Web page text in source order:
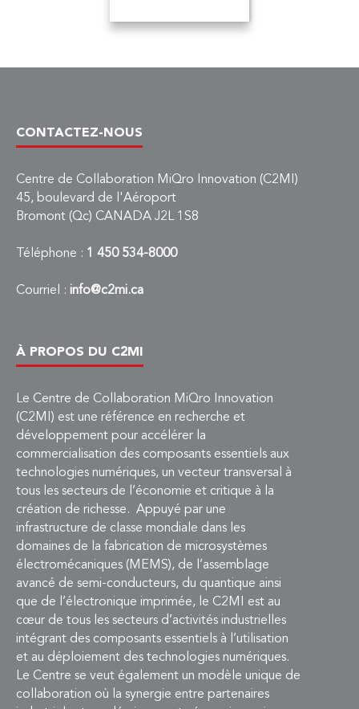
CONTACTEZ-NOUS
Centre de Collaboration MiQro Innovation (C2MI)
45, boulevard de l'Aéroport
Bromont (Qc) CANADA J2L 1S8
Téléphone : 1 450 534-8000
Courriel : info@c2mi.ca
À PROPOS DU C2MI
Le Centre de Collaboration MiQro Innovation
(C2MI) est une référence en recherche et
développement pour accélérer la
commercialisation des composants essentiels aux
technologies numériques, un vecteur transversal à
tous les secteurs de l’économie et critique à la
création de richesse. Appuyé par une
infrastructure de classe mondiale dans les
domaines de la fabrication de microsystèmes
électromécaniques (MEMS), de l’assemblage
avancé de semi-conducteurs, du quantique ainsi
que de l’électronique imprimée, le C2MI est au
cœur de tous les secteurs d’activités industrielles
intégrant des composants essentiels à l’utilisation
et au déploiement des technologies numériques.
Le Centre se veut également un modèle unique de
collaboration où la synergie entre partenaires